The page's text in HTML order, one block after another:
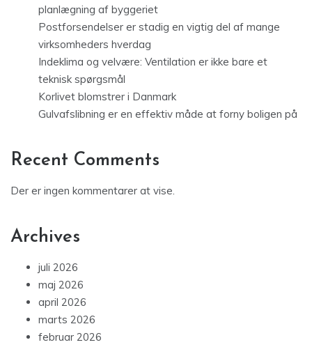
planlægning af byggeriet
Postforsendelser er stadig en vigtig del af mange
virksomheders hverdag
Indeklima og velvære: Ventilation er ikke bare et
teknisk spørgsmål
Korlivet blomstrer i Danmark
Gulvafslibning er en effektiv måde at forny boligen på
Recent Comments
Der er ingen kommentarer at vise.
Archives
juli 2026
maj 2026
april 2026
marts 2026
februar 2026